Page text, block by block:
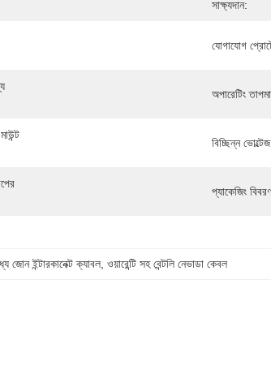
সাক্ষ্যদান:
যোগাযোগ
অপারেটিং
বিচ্ছিন্ন
প্যাকেজিং
জোন ইন্টারকানেক্ট ক্যাবল ওয়ারেন্টি সহ বেন্টলি নেভাডা কেবল